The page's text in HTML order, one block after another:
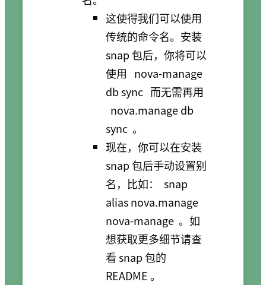
这使得我们可以使用
传统的命令名。安装
snap 包后，你将可以
使用 nova-manage
db sync 而无需再用
nova.manage db
sync 。
现在，你可以在安装
snap 包后手动设置别
名，比如：
snap
alias nova.manage
nova-manage 。如
想获取更多细节请查
看 snap 包的
README 。